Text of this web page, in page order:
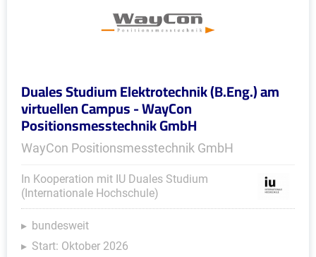
Duales Studium Elektrotechnik (B.Eng.) am
virtuellen Campus - WayCon
Positionsmesstechnik GmbH
WayCon Positionsmesstechnik GmbH
In Kooperation mit IU Duales Studium
(Internationale Hochschule)
bundesweit
Start: Oktober 2026